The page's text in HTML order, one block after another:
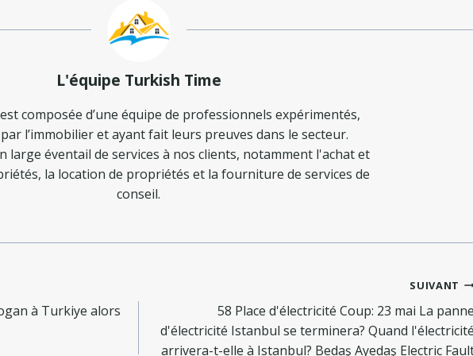
L'équipe Turkish Time
composée d’une équipe de professionnels expérimentés,
l’immobilier et ayant fait leurs preuves dans le secteur.
large éventail de services à nos clients, notamment l'achat et
la location de propriétés et la fourniture de services de
conseil.
à Turkiye alors
SUIVANT
58 Place d'électricité Coup: 23 mai La panne
d'électricité Istanbul se terminera? Quand l'électricité
arrivera-t-elle à Istanbul? Bedaş Ayedaş Electric